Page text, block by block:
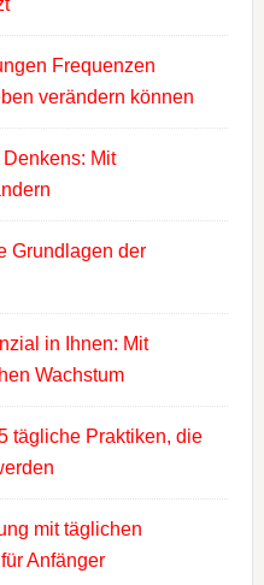
Frequenzen
verändern können
Mit
Grundlagen der
in Ihnen: Mit
Wachstum
tägliche Praktiken, die
mit täglichen
Anfänger